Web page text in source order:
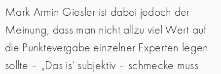
Mark Armin Giesler ist dabei jedoch der
Meinung, dass man nicht allzu viel Wert auf
die Punktevergabe einzelner Experten legen
sollte – „Das is‘ subjektiv – schmecke muss